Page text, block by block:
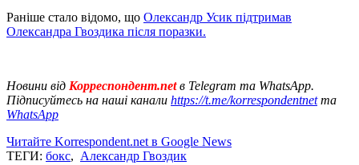
Раніше стало відомо, що Олександр Усик підтримав
Олександра Гвоздика після поразки.
Новини від Корреспондент.netв Telegram та WhatsApp.
Підписуйтесь на наші канали https://t.me/korrespondentnetта
WhatsApp
Читайте Korrespondent.net в Google News
ТЕГИ: бокс, Александр Гвоздик